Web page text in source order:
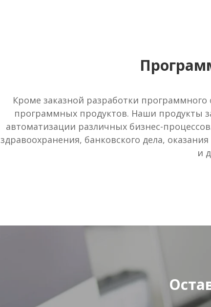
Кроме заказной разработки
программных продуктов. Наши продукты
автоматизации различных бизнес-
здравоохранения, банковского дела,
и